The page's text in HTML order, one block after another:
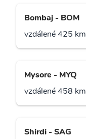
Bombaj - BOM
vzdálené 425 km
Mysore - MYQ
vzdálené 458 km
Shirdi - SAG